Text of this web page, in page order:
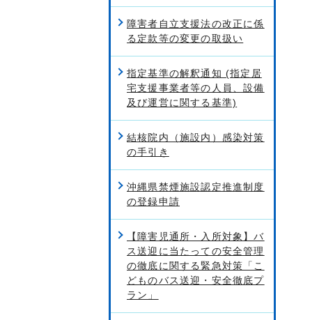
障害者自立支援法の改正に係
る定款等の変更の取扱い
指定基準の解釈通知 (指定居
宅支援事業者等の人員、設備
及び運営に関する基準)
結核院内（施設内）感染対策
の手引き
沖縄県禁煙施設認定推進制度
の登録申請
【障害児通所・入所対象】バ
ス送迎に当たっての安全管理
の徹底に関する緊急対策「こ
どものバス送迎・安全徹底プ
ラン」